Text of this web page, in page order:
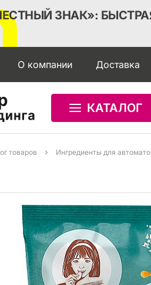
ЗНАК»:
О компании Доставка
КАТАЛОГ
товаров Ингредиенты для